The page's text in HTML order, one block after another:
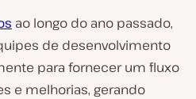
ao longo do ano passado,
de desenvolvimento
para fornecer um fluxo
e melhorias, gerando